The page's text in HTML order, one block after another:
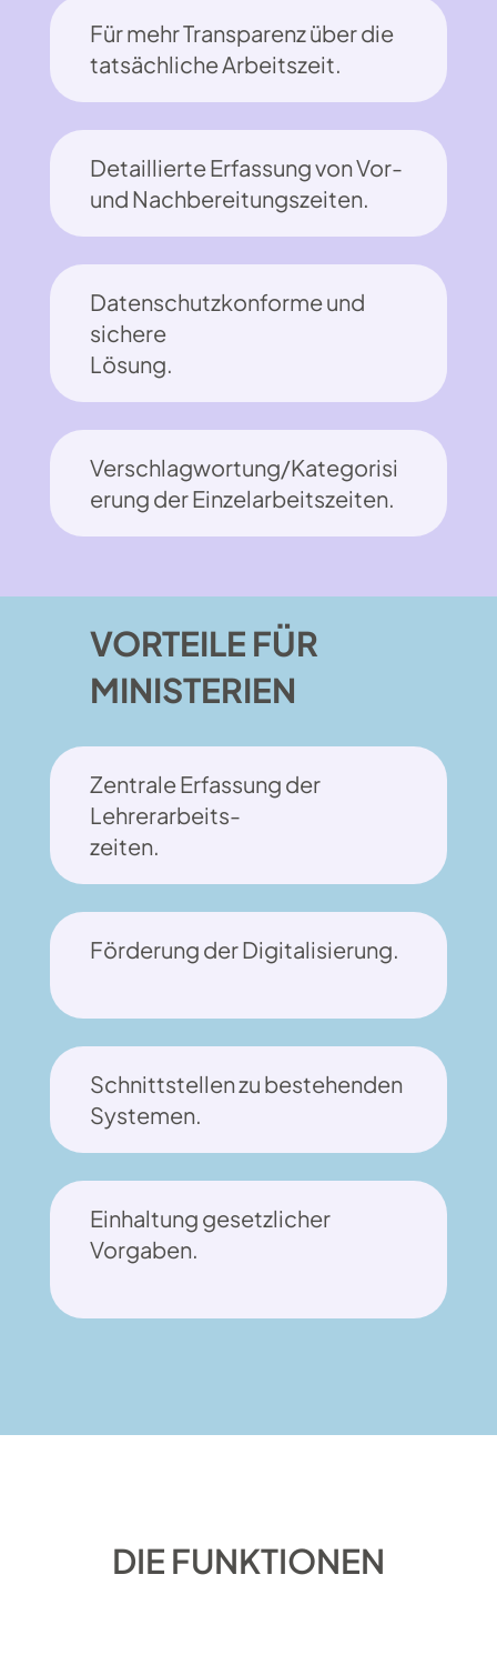
Für mehr Transparenz über die
tatsächliche Arbeitszeit.
Detaillierte Erfassung von Vor-
und Nachbereitungszeiten.
Datenschutzkonforme und
sichere
Lösung.
Verschlagwortung/Kategorisi
erung der Einzelarbeitszeiten.
VORTEILE FÜR
MINISTERIEN
Zentrale Erfassung der
Lehrerarbeits-
zeiten.
Förderung der Digitalisierung.
Schnittstellen zu bestehenden
Systemen.
Einhaltung gesetzlicher
Vorgaben.
DIE FUNKTIONEN